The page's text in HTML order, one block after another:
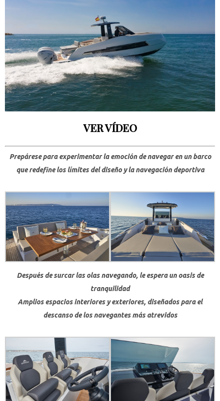
VER VÍDEO
Prepárese para experimentar la emoción de navegar en un barco
que redefine los límites del diseño y la navegación deportiva
Después de surcar las olas navegando, le espera un oasis de
tranquilidad
Amplios espacios interiores y exteriores, diseñados para el
descanso de los navegantes más atrevidos